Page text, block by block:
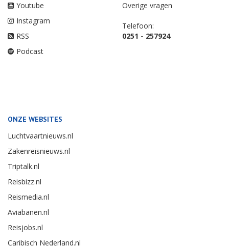
Youtube
Instagram
RSS
Podcast
Overige vragen
Telefoon:
0251 - 257924
ONZE WEBSITES
Luchtvaartnieuws.nl
Zakenreisnieuws.nl
Triptalk.nl
Reisbizz.nl
Reismedia.nl
Aviabanen.nl
Reisjobs.nl
Caribisch Nederland.nl